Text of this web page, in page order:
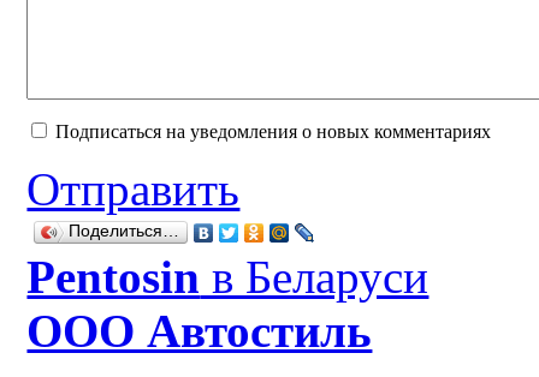
Подписаться на уведомления о новых комментариях
Отправить
Поделиться…
Рentosin в Беларуси
ООО Автостиль